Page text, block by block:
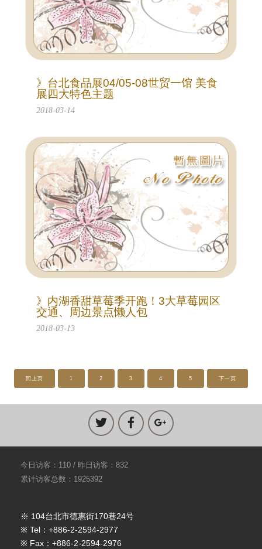
》台北食品展04/05-08世贸一馆 美食
展四大特色主题
2018-03-14
》内湖香甜草莓季开跑！3大草莓园区
交通、周边景点懒人包
2018-03-13
回上页 1 2 3 4 5 下一页
今日访客：110 / 昨日访客：832
累计访客总数：1925392
※ 104台北市德惠街170巷24号
※ Tel：+886-2-2594-2977
※ Fax：+886-2-2594-2976